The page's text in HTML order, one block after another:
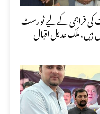
کی فراہمی کے لیے ٹورسٹ
ہیں، ملک عدیل اقبال